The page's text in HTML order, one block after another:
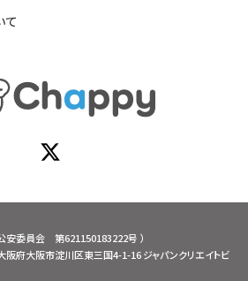
て
委員会 第621150183222号 ）
府大阪市淀川区東三国4-1-16 ジャパンクリエイトビ